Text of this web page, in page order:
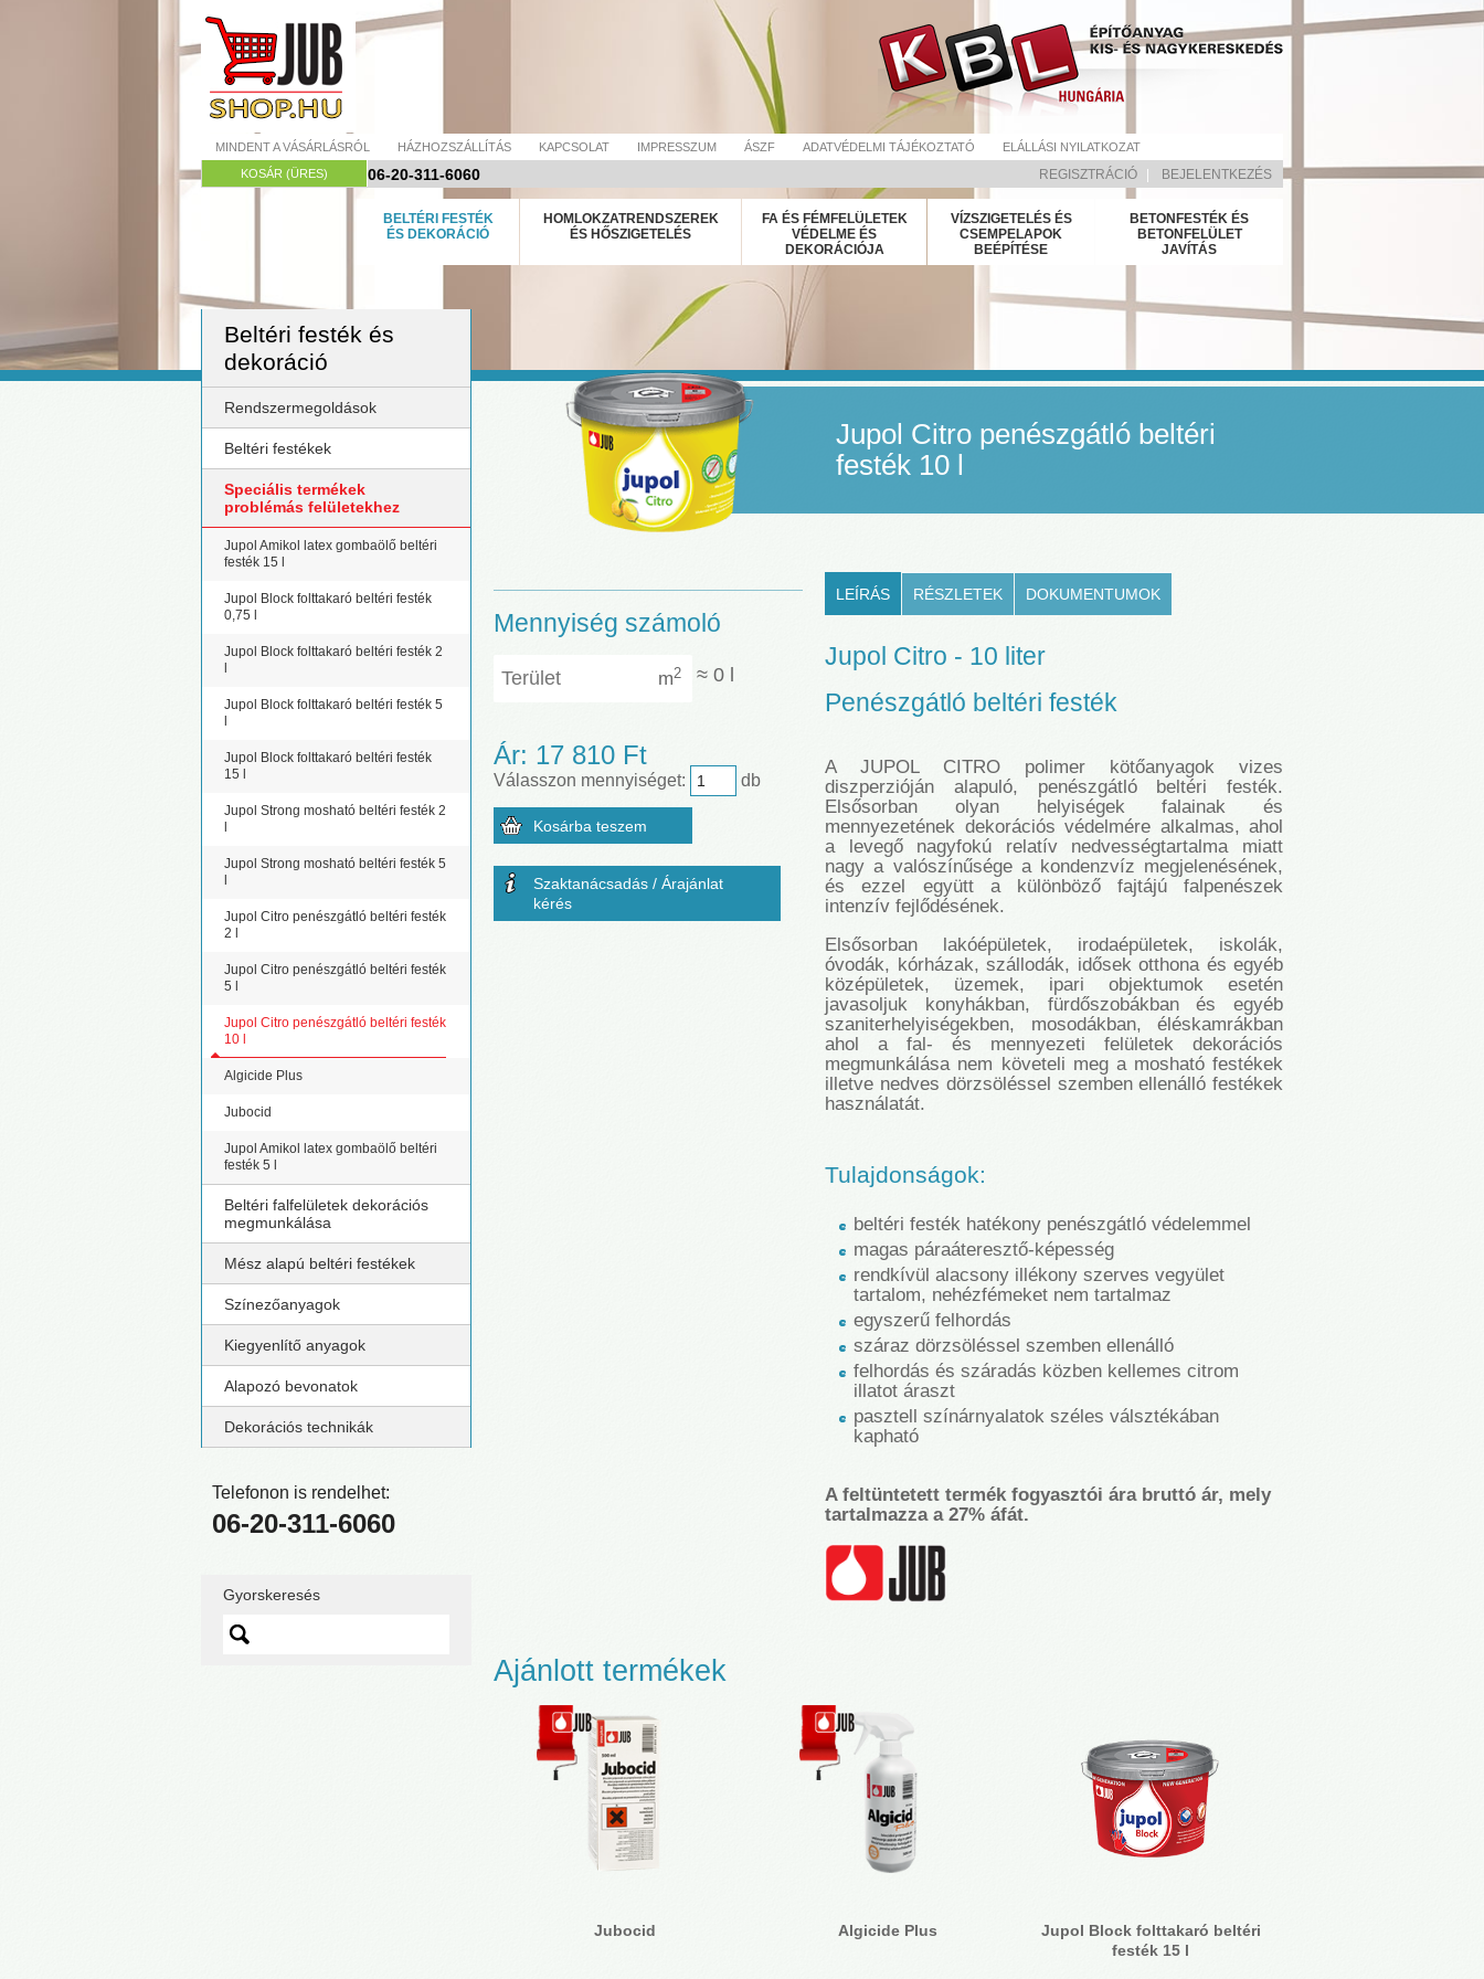
MINDENT A VÁSÁRLÁSRÓL HÁZHOZSZÁLLÍTÁS KAPCSOLAT IMPRESSZUM ÁSZF ADATVÉDELMI TÁJÉKOZTATÓ
ELÁLLÁSI NYILATKOZAT
KOSÁR (ÜRES)
06-20-311-6060 REGISZTRÁCIÓ BEJELENTKEZÉS
BELTÉRI FESTÉK
ÉS DEKORÁCIÓ
HOMLOKZATRENDSZEREK
ÉS HŐSZIGETELÉS
FA ÉS FÉMFELÜLETEK
VÉDELME ÉS
DEKORÁCIÓJA
VÍZSZIGETELÉS ÉS
CSEMPELAPOK
BEÉPÍTÉSE
BETONFESTÉK ÉS
BETONFELÜLET
JAVÍTÁS
Beltéri festék és
dekoráció
Rendszermegoldások
Beltéri festékek
Speciális termékek
problémás felületekhez
Jupol Amikol latex gombaölő beltéri
festék 15 l
Jupol Block folttakaró beltéri festék
0,75 l
Jupol Block folttakaró beltéri festék 2
Jupol Block folttakaró beltéri festék 5
Jupol Block folttakaró beltéri festék
15 l
Jupol Strong mosható beltéri festék 2
Jupol Strong mosható beltéri festék 5
Jupol Citro penészgátló beltéri festék
2 l
Jupol Citro penészgátló beltéri festék
5 l
Jupol Citro penészgátló beltéri festék
10 l
Algicide Plus
Jubocid
Jupol Amikol latex gombaölő beltéri
festék 5 l
Beltéri falfelületek dekorációs
megmunkálása
Mész alapú beltéri festékek
Színezőanyagok
Kiegyenlítő anyagok
Alapozó bevonatok
Dekorációs technikák
Telefonon is rendelhet:
06-20-311-6060
Gyorskeresés
Jupol Citro penészgátló beltéri
festék 10 l
LEÍRÁS RÉSZLETEK DOKUMENTUMOK
Jupol Citro - 10 liter
Penészgátló beltéri festék
A JUPOL CITRO polimer kötőanyagok vizes
diszperzióján alapuló, penészgátló beltéri festék.
Elsősorban olyan helyiségek falainak és
mennyezetének dekorációs védelmére alkalmas, ahol
a levegő nagyfokú relatív nedvességtartalma miatt
nagy a valószínűsége a kondenzvíz megjelenésének,
és ezzel együtt a különböző fajtájú falpenészek
intenzív fejlődésének.
Elsősorban lakóépületek, irodaépületek, iskolák,
óvodák, kórházak, szállodák, idősek otthona és egyéb
középületek, üzemek, ipari objektumok esetén
javasoljuk konyhákban, fürdőszobákban és egyéb
szaniterhelyiségekben, mosodákban, éléskamrákban
ahol a fal- és mennyezeti felületek dekorációs
megmunkálása nem követeli meg a mosható festékek
illetve nedves dörzsöléssel szemben ellenálló festékek
használatát.
Tulajdonságok:
beltéri festék hatékony penészgátló védelemmel
magas páraáteresztő-képesség
rendkívül alacsony illékony szerves vegyület
tartalom, nehézfémeket nem tartalmaz
egyszerű felhordás
száraz dörzsöléssel szemben ellenálló
felhordás és száradás közben kellemes citrom
illatot áraszt
pasztell színárnyalatok széles válsztékában
kapható
A feltüntetett termék fogyasztói ára bruttó ár, mely
tartalmazza a 27% áfát.
Mennyiség számoló
m2 ≈ 0 l
Ár: 17 810 Ft
Válasszon mennyiséget: db
Szaktanácsadás / Árajánlat
kérés
Ajánlott termékek
Jubocid Algicide Plus
Jupol Block folttakaró beltéri
festék 15 l